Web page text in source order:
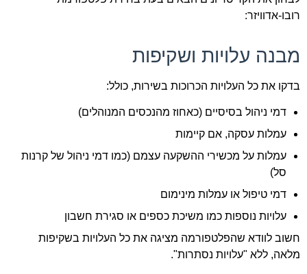
רובו-אדוויזר:
מבנה עלויות ושקיפות
בדקו את כל העלויות הכרוכות בשירות, כולל:
דמי ניהול בסיסיים (כאחוז מהנכסים המנוהלים)
עמלות עסקה, אם קיימות
עמלות על מכשירי ההשקעה עצמם (כמו דמי ניהול של קרנות
סל)
דמי טיפול או עמלות מינימום
עלויות נוספות כמו משיכת כספים או סגירת חשבון
חשוב לוודא שהפלטפורמה מציגה את כל העלויות בשקיפות
מלאה, ללא "עלויות נסתרות".